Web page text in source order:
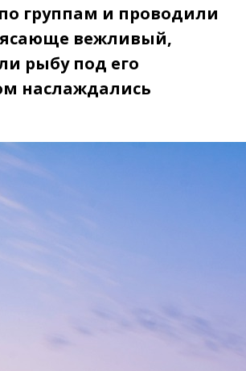
группам и проводили
вежливый,
рыбу под его
наслаждались